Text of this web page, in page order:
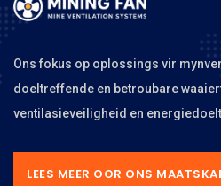
Ons fokus op oplossings vir
doeltreffende en betroubare
ventilasieveiligheid en
LEES MEER OOR ONS